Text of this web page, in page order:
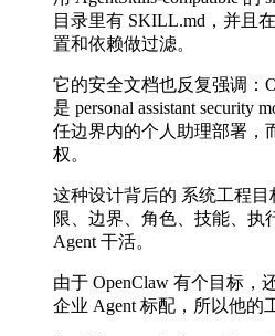
目录里有 SKILL.md，并且
置和依赖做过滤。
它的安全文档也反复强调：
是 personal assistant security
任边界内的个人助理部署，
权。
这种设计背后的 系统工程
限、边界、角色、技能、执
Agent 干活。
由于 OpenClaw 有个目标，
企业 Agent 标配，所以他的